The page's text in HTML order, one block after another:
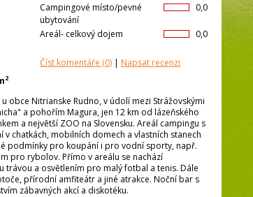
0,0
Campingové místo/pevné
ubytování
0,0
Areál- celkový dojem
Číst komentáře (0) | Napsat recenzi
2
obce Nitrianske Rudno, v údolí mezi Strážovskými
a pohořím Magura, jen 12 km od lázeňského
a největší ZOO na Slovensku. Areál campingu s
chatkách, mobilních domech a vlastních stanech
podmínky pro koupání i pro vodní sporty, např.
pro rybolov. Přímo v areálu se nachází
trávou a osvětlením pro malý fotbal a tenis. Dále
přírodní amfiteátr a jiné atrakce. Noční bar s
zábavných akcí a diskotéku.